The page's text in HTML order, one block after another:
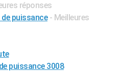
réponses
puissance - Meilleures
puissance 3008